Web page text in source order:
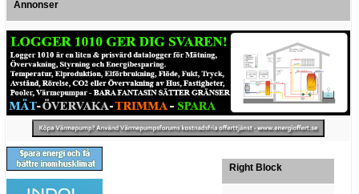
Annonser
Right Block